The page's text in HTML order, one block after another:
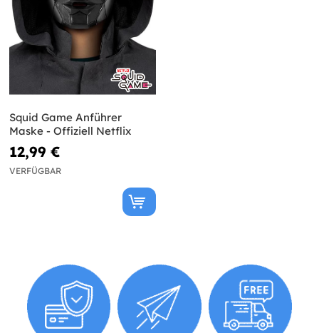
Squid Game Anführer
Maske - Offiziell Netflix
12,99 €
VERFÜGBAR